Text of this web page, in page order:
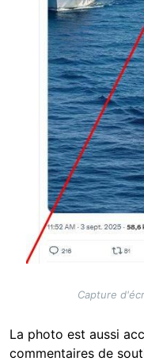
Capture
La photo est aussi
commentaires de